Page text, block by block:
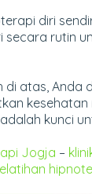
diri
secara rutin
di atas,
kunci
Jogja –